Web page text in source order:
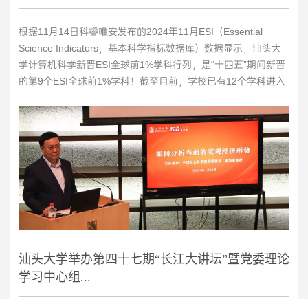
根据11月14日科睿唯安发布的2024年11月ESI（Essential
Science Indicators，基本科学指标数据库）数据显示，汕头大
学计算机科学新晋ESI全球前1%学科行列，是“十四五”期间新晋
的第9个ESI全球前1%学科！截至目前，学校已有12个学科进入
学院自2023年7月成立以来一直注重学科交叉融合，坚持基础理
论研究与应用研究并重，致力于培养具有家国情怀与全球视野的
拔尖创新人才。学院拥有数学博士后科研流动站、... >>
汕头大学举办第四十七期“长江大讲坛”暨党委理论
学习中心组...